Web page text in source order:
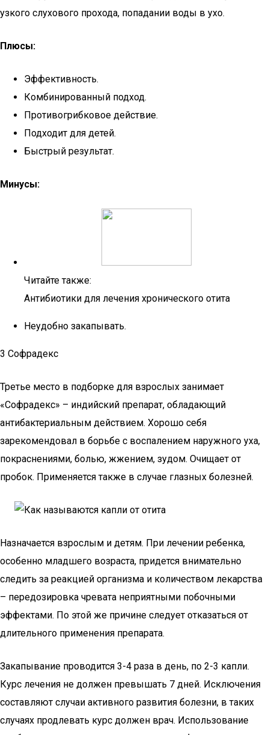
узкого слухового прохода, попадании воды в ухо.
Плюсы:
Эффективность.
Комбинированный подход.
Противогрибковое действие.
Подходит для детей.
Быстрый результат.
Минусы:
Читайте также:
Антибиотики для лечения хронического отита
Неудобно закапывать.
3 Софрадекс
Третье место в подборке для взрослых занимает
«Софрадекс» – индийский препарат, обладающий
антибактериальным действием. Хорошо себя
зарекомендовал в борьбе с воспалением наружного уха,
покраснениями, болью, жжением, зудом. Очищает от
пробок. Применяется также в случае глазных болезней.
Назначается взрослым и детям. При лечении ребенка,
особенно младшего возраста, придется внимательно
следить за реакцией организма и количеством лекарства
– передозировка чревата неприятными побочными
эффектами. По этой же причине следует отказаться от
длительного применения препарата.
Закапывание проводится 3-4 раза в день, по 2-3 капли.
Курс лечения не должен превышать 7 дней. Исключения
составляют случаи активного развития болезни, в таких
случаях продлевать курс должен врач. Использование